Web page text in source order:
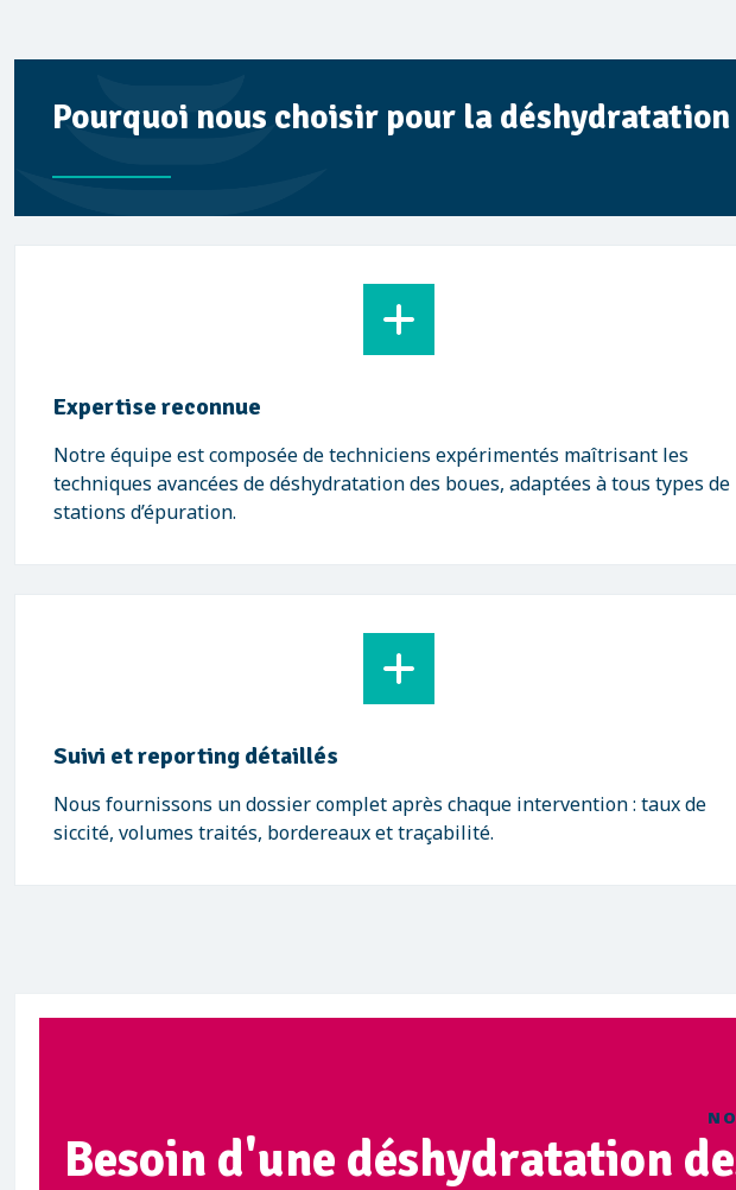
Pourquoi nous choisir pour la déshydratation
Expertise reconnue
Notre équipe est composée de techniciens expérimentés maîtrisant les
techniques avancées de déshydratation des boues, adaptées à tous types de
stations d’épuration.
Suivi et reporting détaillés
Nous fournissons un dossier complet après chaque intervention : taux de
siccité, volumes traités, bordereaux et traçabilité.
Besoin d'une déshydratation